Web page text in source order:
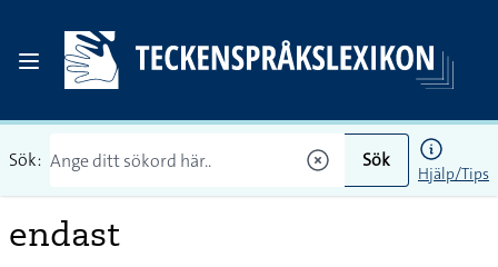
Sök: Sök
Hjälp/Tips
endast